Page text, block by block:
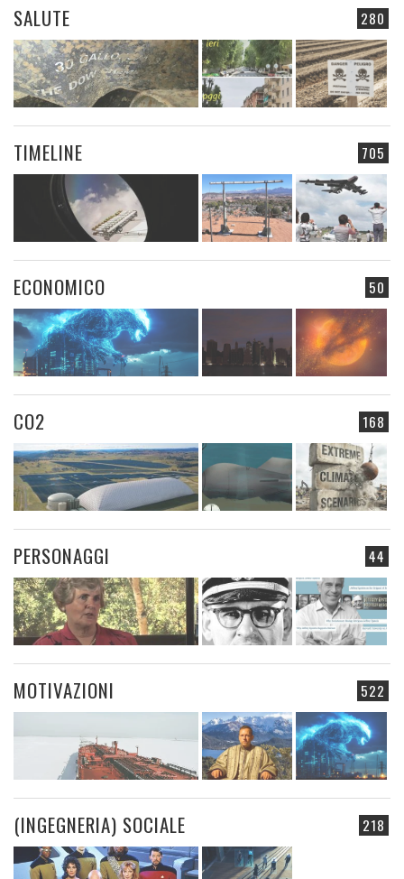
280
SALUTE
705
TIMELINE
50
ECONOMICO
168
CO2
44
PERSONAGGI
522
MOTIVAZIONI
218
(INGEGNERIA) SOCIALE